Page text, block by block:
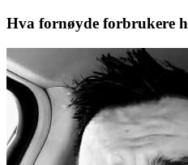
Hva fornøyde forbrukere